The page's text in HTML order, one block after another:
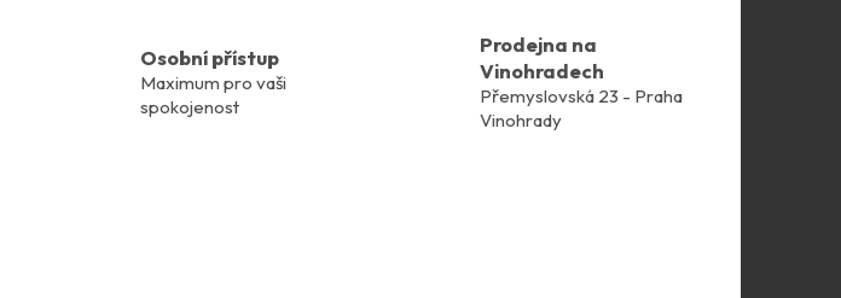
Osobní přístup
Maximum pro vaši
spokojenost
Prodejna na
Vinohradech
Přemyslovská 23 - Praha
Vinohrady